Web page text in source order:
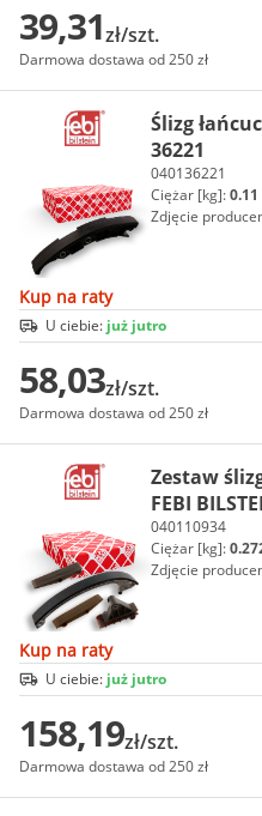
39,31zł/szt.
Darmowa dostawa od 250 zł
Ślizg
36221
040136221
Ciężar [kg]:0.11
Zdjęcie
Kup na raty
U ciebie: już jutro
58,03zł/szt.
Darmowa dostawa od 250 zł
Zestaw
FEBI
040110934
Ciężar [kg]:
Zdjęcie
Kup na raty
U ciebie: już jutro
158,19zł/szt.
Darmowa dostawa od 250 zł